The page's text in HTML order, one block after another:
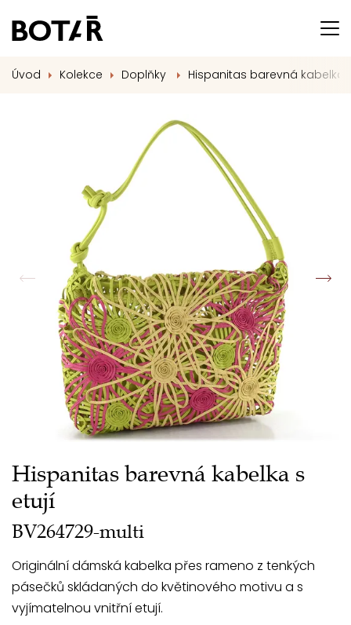
Úvod Kolekce Doplňky Hispanitas barevná kabelka
Hispanitas barevná kabelka s
etují
BV264729-multi
Originální dámská kabelka přes rameno z tenkých
pásečků skládaných do květinového motivu a s
vyjímatelnou vnitřní etují.